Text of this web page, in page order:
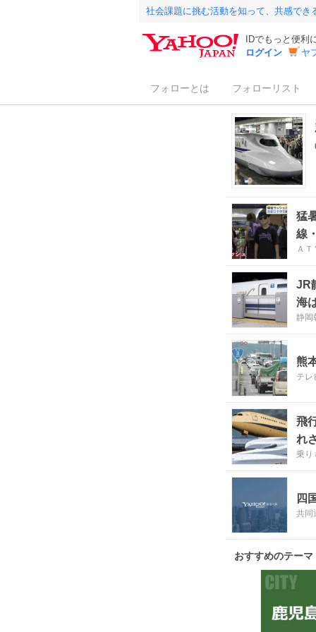
社会課題に挑む活動を知って、共感でき
IDでもっと便利
ログイン
ヤ
フォローとは フォローリスト
猛
線
は
Ａ
JR
海
静岡
熊
テレ
飛
れ
乗り
四
共同
おすすめのテーマ